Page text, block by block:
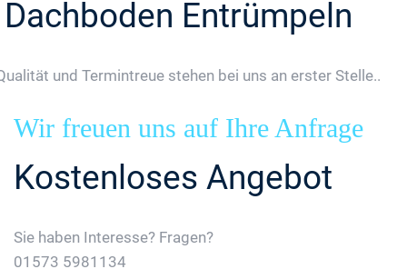
Dachboden Entrümpeln
und Termintreue stehen bei uns an erster Stelle..
Wir freuen uns auf Ihre Anfrage
Kostenloses Angebot
Sie haben Interesse? Fragen?
01573 5981134